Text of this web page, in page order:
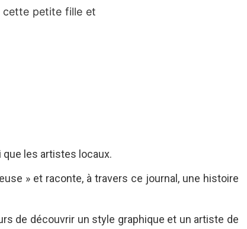
cette petite fille et
que les artistes locaux.
» et raconte, à travers ce journal, une histoire
de découvrir un style graphique et un artiste de